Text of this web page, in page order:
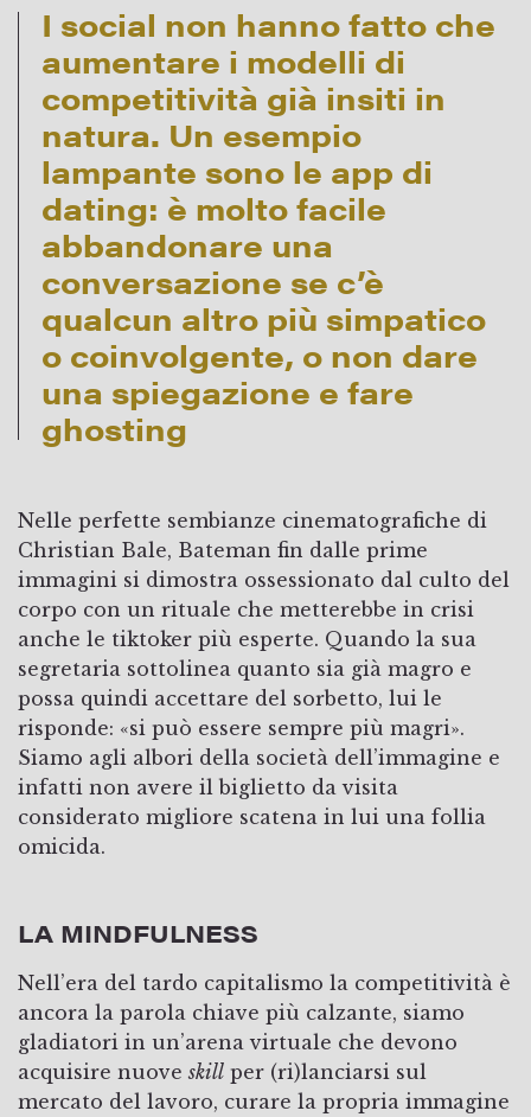
I social non hanno fatto che
aumentare i modelli di
competitività già insiti in
natura. Un esempio
lampante sono le app di
dating: è molto facile
abbandonare una
conversazione se c’è
qualcun altro più simpatico
o coinvolgente, o non dare
una spiegazione e fare
ghosting
Nelle perfette sembianze cinematografiche di
Christian Bale, Bateman fin dalle prime
immagini si dimostra ossessionato dal culto del
corpo con un rituale che metterebbe in crisi
anche le tiktoker più esperte. Quando la sua
segretaria sottolinea quanto sia già magro e
possa quindi accettare del sorbetto, lui le
risponde: «si può essere sempre più magri».
Siamo agli albori della società dell’immagine e
infatti non avere il biglietto da visita
considerato migliore scatena in lui una follia
omicida.
LA MINDFULNESS
Nell’era del tardo capitalismo la competitività è
ancora la parola chiave più calzante, siamo
gladiatori in un’arena virtuale che devono
acquisire nuoveskill per (ri)lanciarsi sul
mercato del lavoro, curare la propria immagine